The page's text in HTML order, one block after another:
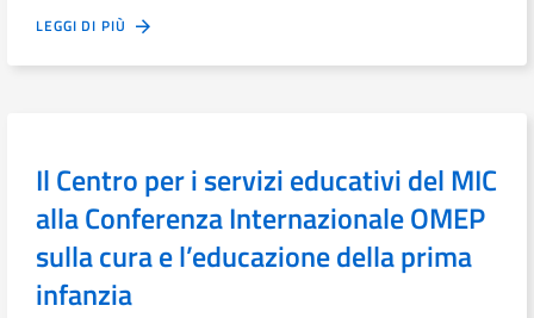
LEGGI DI PIÙ
Il Centro per i servizi educativi del MIC
alla Conferenza Internazionale OMEP
sulla cura e l’educazione della prima
infanzia